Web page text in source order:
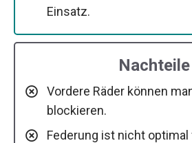
Einsatz.
Nachteile
Vordere Räder können
blockieren.
Federung ist nicht